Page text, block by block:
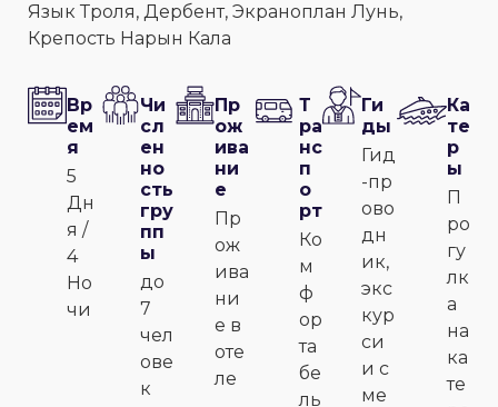
Язык Троля, Дербент, Экраноплан Лунь,
Крепость Нарын Кала
Вр
ем
я
5
Дн
я /
4
Но
чи
Чи
сл
ен
но
сть
гру
пп
ы
до
7
чел
ове
к
Пр
ож
ива
ни
е
Пр
ож
ива
ни
е в
оте
ле
Т
ра
нс
п
о
рт
Ко
м
ф
ор
та
бе
ль
Ги
ды
Гид
-пр
ово
дн
ик,
экс
кур
си
и с
ме
Ка
те
р
ы
П
ро
гу
лк
а
на
ка
те